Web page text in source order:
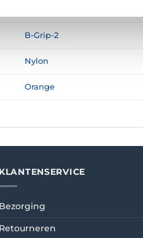
B-Grip-2
Nylon
Orange
KLANTENSERVICE
Bezorging
Retourneren